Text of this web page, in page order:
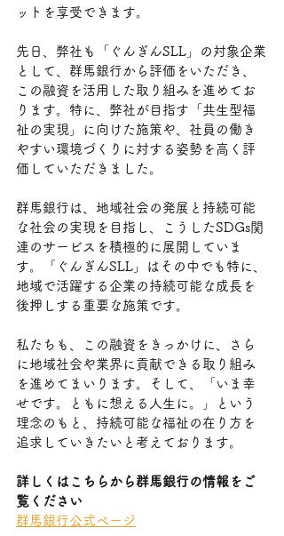
ットを享受できます。
先日、弊社も「ぐんぎんSLL」の対象企業
として、群馬銀行から評価をいただき、
この融資を活用した取り組みを進めてお
ります。特に、弊社が目指す「共生型福
祉の実現」に向けた施策や、社員の働き
やすい環境づくりに対する姿勢を高く評
価していただきました。
群馬銀行は、地域社会の発展と持続可能
な社会の実現を目指し、こうしたSDGs関
連のサービスを積極的に展開していま
す。「ぐんぎんSLL」はその中でも特に、
地域で活躍する企業の持続可能な成長を
後押しする重要な施策です。
私たちも、この融資をきっかけに、さら
に地域社会や業界に貢献できる取り組み
を進めてまいります。そして、「いま幸
せです。ともに想える人生に。」という
理念のもと、持続可能な福祉の在り方を
追求していきたいと考えております。
詳しくはこちらから群馬銀行の情報をご
覧ください
群馬銀行公式ページ